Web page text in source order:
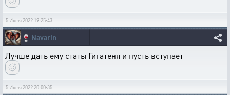
5 Июля 2022 19:25:43
🍷 Navarin
Лучше дать ему статы Гигатеня и пусть вступает
5 Июля 2022 20:00:35